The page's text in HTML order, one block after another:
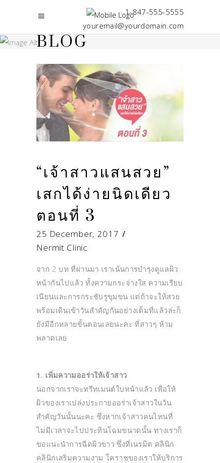
1-847-555-5555
youremail@yourdomain.com
BLOG
“เจ้าสาวแสนสวย”
เสกได้ง่ายนิดเดียว
ตอนที่ 3
25 December, 2017
Nermit Clinic
จาก 2 บท ที่ผ่านมา เราเน้นการบำรุงดูแลผิว
หน้ากันไปแล้ว ทั้งความกระจ่างใส ความเรียบ
เนียนและการกระชับรูขุมขน แต่ถ้าจะให้สวย
พร้อมเดินเข้าวันสำคัญกันอย่างเต็มที่แล้วล่ะก็
ยังมีอีกหลายขั้นตอนเลยนะคะ ที่สาวๆ ห้าม
พลาดเลย
1. เพิ่มความออร่าให้เจ้าสาว
นอกจากเราจะทรีทเมนต์ใบหน้าแล้ว เพื่อให้
ผิวของเราเปล่งประกายออร่าเจ้าสาวในวัน
สำคัญวันนั้นนะคะ ซึ่งหากเจ้าสาวคนไหนที่
ไม่มีเวลาจะไปประทินโฉมขนาดนั้น ทางเราก็
ขอแนะนำการฉีดผิวขาว ซึ่งที่เนรมิต คลินิก
คลินิกเสริมความงาม โคราชของเราให้บริการ